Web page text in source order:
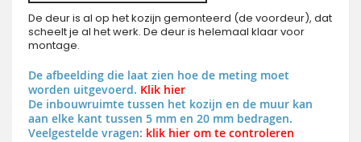
De deur is al op het kozijn gemonteerd (de voordeur), dat
scheelt je al het werk. De deur is helemaal klaar voor
montage.
De afbeelding die laat zien hoe de meting moet
worden uitgevoerd. Klik hier
De inbouwruimte tussen het kozijn en de muur kan
aan elke kant tussen 5 mm en 20 mm bedragen.
Veelgestelde vragen: klik hier om te controleren